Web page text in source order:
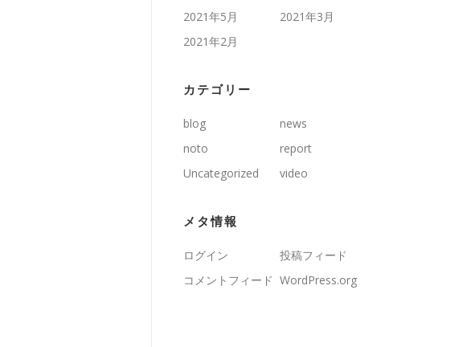
2021年5月
2021年3月
2021年2月
カテゴリー
blog
news
noto
report
Uncategorized
video
メタ情報
ログイン
投稿フィード
コメントフィード WordPress.org